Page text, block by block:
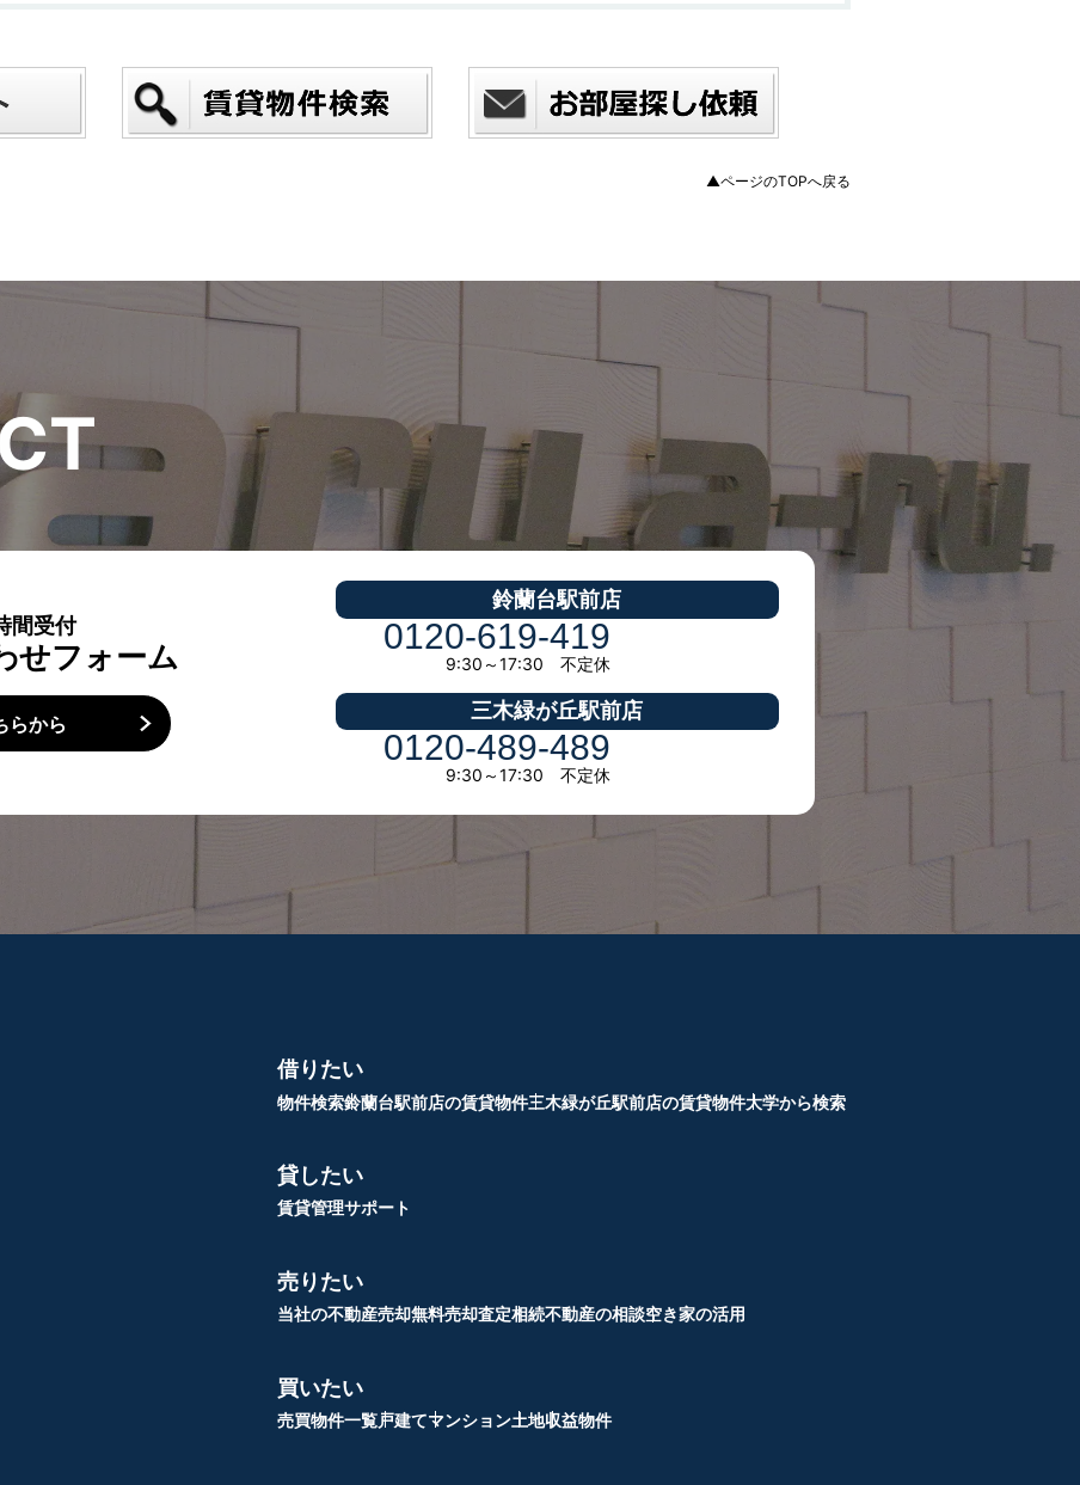
▲ページのTOPへ戻る
T
間受付
せフォーム
らから
鈴蘭台駅前店
0120-619-419
9:30～17:30 不定休
三木緑が丘駅前店
0120-489-489
9:30～17:30 不定休
借りたい
物件検索鈴蘭台駅前店の賃貸物件三木緑が丘駅前店の賃貸物件大学から検索
貸したい
賃貸管理サポート
売りたい
当社の不動産売却無料売却査定相続不動産の相談空き家の活用
買いたい
売買物件一覧戸建てマンション土地収益物件